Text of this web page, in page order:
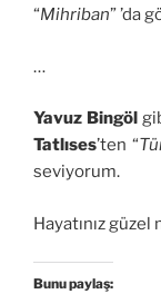
“Mihriban” ’da
…
Yavuz Bingöl
Tatlıses’ten “
seviyorum.
Hayatınız
Bunu paylaş: